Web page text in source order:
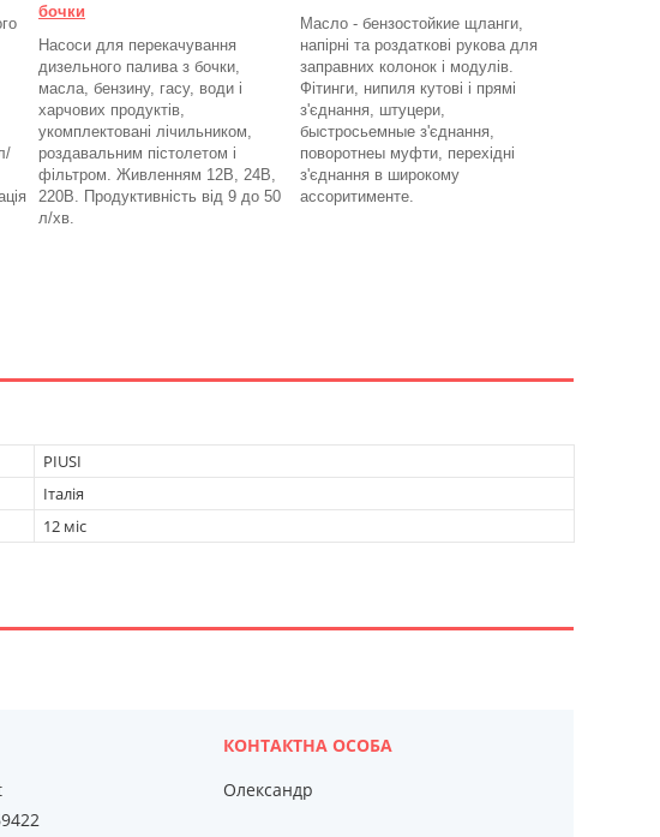
бочки
Насоси для перекачування
дизельного палива з бочки,
масла, бензину, гасу, води і
харчових продуктів,
укомплектовані лічильником,
роздавальним пістолетом і
фільтром. Живленням 12В, 24В,
220В. Продуктивність від 9 до 50
л/хв.
Масло - бензостойкие щланги,
напірні та роздаткові рукова для
заправних колонок і модулів.
Фітинги, нипиля кутові і прямі
з'єднання, штуцери,
быстросьемные з'єднання,
поворотнеы муфти, перехідні
з'єднання в широкому
ассоритименте.
PIUSI
Італія
12 міс
Олександр